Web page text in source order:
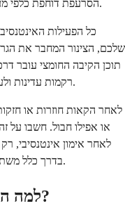
הסרעפת דוחפת כלפי מעלה, ודופן החזה מתרחבת ומתכווצת במהירות.
כל הפעילות
שלכם, הצינור המחבר את
תוכן הקיבה החומצי עובר
רקמות עדינות ולעורר תחושות שאתם עשויים לפרש ככאב חזה.
לאחר הקאות חוזרות או
או אפילו חבול. חשבו על
לאחר אימון אינטנסיבי,
בדרך כלל משתפרת תוך יום או יומיים ככל שגופכם מתאושש.
למה החזה שלכם כואב אחרי הקאות?